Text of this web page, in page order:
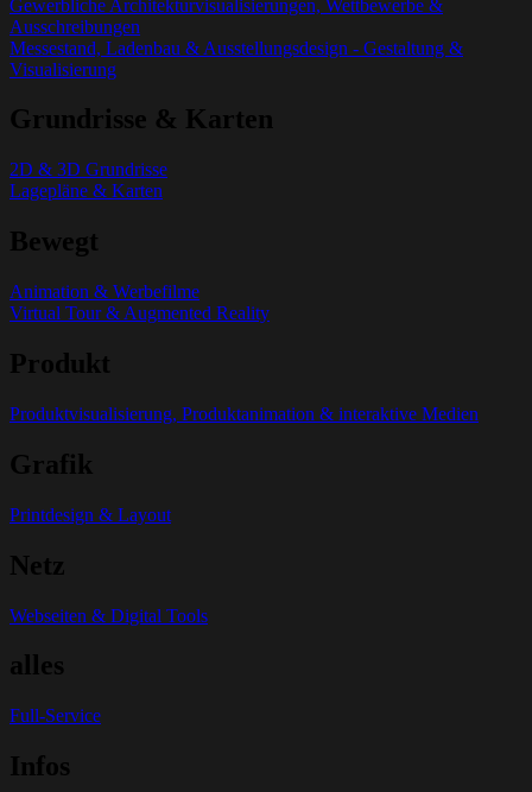
Gewerbliche Architekturvisualisierungen, Wettbewerbe &
Ausschreibungen
Messestand, Ladenbau & Ausstellungsdesign - Gestaltung &
Visualisierung
Grundrisse & Karten
2D & 3D Grundrisse
Lagepläne & Karten
Bewegt
Animation & Werbefilme
Virtual Tour & Augmented Reality
Produkt
Produktvisualisierung, Produktanimation & interaktive Medien
Grafik
Printdesign & Layout
Netz
Webseiten & Digital Tools
alles
Full-Service
Infos